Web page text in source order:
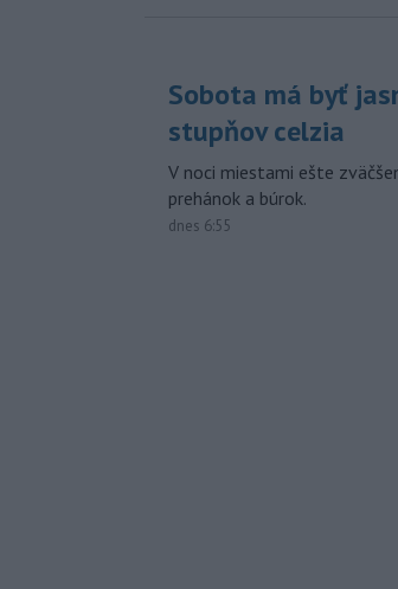
Sobota má byť
stupňov celzia
V noci miestami ešte
prehánok a búrok.
dnes 6:55